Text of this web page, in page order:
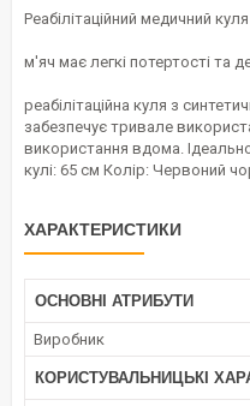
Реабілітаційний медичний
м'яч має легкі потертості та
реабілітаційна куля з
забезпечує тривале
використання вдома.
кулі: 65 см Колір: Червоний
ХАРАКТЕРИСТИКИ
ОСНОВНІ АТРИБУТИ
Виробник
КОРИСТУВАЛЬНИЦЬКІ